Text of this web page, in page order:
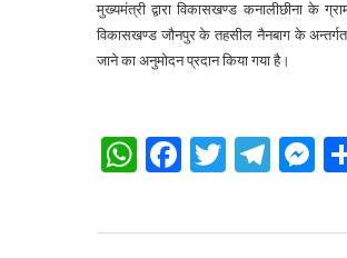
मुख्यमंत्री द्वारा विकासखण्ड कनालीछीना के
विकासखण्ड जौनपुर के तहसील नैनबाग के अन्तर्गत
जाने का अनुमोदन प्रदान किया गया है।
WhatsApp
Facebook
Twitter